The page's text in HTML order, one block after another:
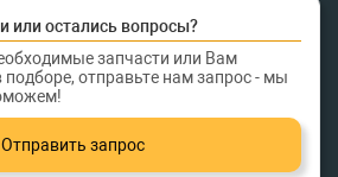
или остались вопросы?
запчасти или Вам
отправьте нам запрос - мы
Отправить запрос